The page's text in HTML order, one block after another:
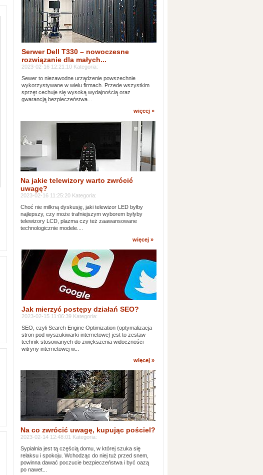
Serwer Dell T330 – nowoczesne
rozwiązanie dla małych...
2023-02-16 12:21:10 Kategoria:
Sewer to niezawodne urządzenie powszechnie
wykorzystywane w wielu firmach. Przede wszystkim
sprzęt cechuje się wysoką wydajnością oraz
gwarancją bezpieczeństwa...
więcej »
Na jakie telewizory warto zwrócić
uwagę?
2023-02-16 11:25:20 Kategoria:
Choć nie milkną dyskusję, jaki telewizor LED byłby
najlepszy, czy może trafniejszym wyborem byłyby
telewizory LCD, plazma czy też zaawansowane
technologicznie modele....
więcej »
Jak mierzyć postępy działań SEO?
2023-02-15 11:06:39 Kategoria:
SEO, czyli Search Engine Optimization (optymalizacja
stron pod wyszukiwarki internetowe) jest to zestaw
technik stosowanych do zwiększenia widoczności
witryny internetowej w...
więcej »
Na co zwrócić uwagę, kupując pościel?
2023-02-14 12:48:01 Kategoria:
Sypialnia jest tą częścią domu, w której szuka się
relaksu i spokoju. Wchodząc do niej tuż przed snem,
powinna dawać poczucie bezpieczeństwa i być oazą
po nawet...